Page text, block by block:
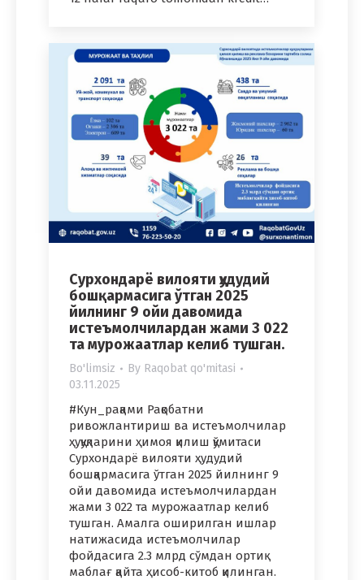
Cурхондарё вилояти ҳудудий
бошқармасига ўтган 2025
йилнинг 9 ойи давомида
истеъмолчилардан жами 3 022
та мурожаатлар келиб тушган.
Bo'limsiz By Raqobat qo'mitasi
03.11.2025
#Кун_рақами Рақобатни
ривожлантириш ва истеъмолчилар
ҳуқуқларини ҳимоя қилиш қўмитаси
Cурхондарё вилояти ҳудудий
бошқармасига ўтган 2025 йилнинг 9
ойи давомида истеъмолчилардан
жами 3 022 та мурожаатлар келиб
тушган. Амалга оширилган ишлар
натижасида истеъмолчилар
фойдасига 2.3 млрд сўмдан ортиқ
маблағ қайта ҳисоб-китоб қилинган.